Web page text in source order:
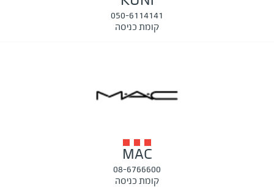
050-6114141
קומת כניסה
MAC
08-6766600
קומת כניסה